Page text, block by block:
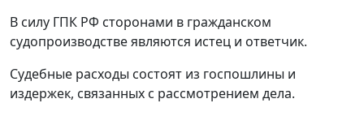
В силу ГПК РФ сторонами в гражданском
судопроизводстве являются истец и ответчик.
Судебные расходы состоят из госпошлины и
издержек, связанных с рассмотрением дела.